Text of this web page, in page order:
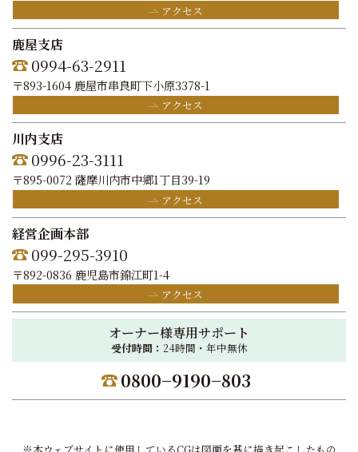
アクセス
鹿屋支店
0994-63-2911
〒893-1604 鹿屋市串良町下小原3378-1
アクセス
川内支店
0996-23-3111
〒895-0072 薩摩川内市中郷1丁目39-19
アクセス
経営企画本部
099-295-3910
〒892-0836 鹿児島市錦江町1-4
アクセス
オーナー様専用サポート
受付時間： 24時間・年中無休
0800−9190−803